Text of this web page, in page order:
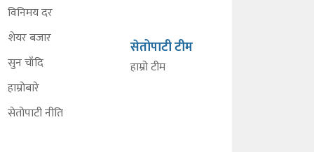
विनिमय दर
शेयर बजार
सुन चाँदि
हाम्रोबारे
सेतोपाटी नीति
सेतोपाटी टीम
हाम्रो टीम